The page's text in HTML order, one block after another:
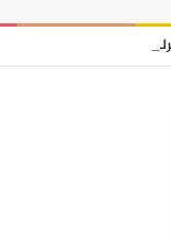
مليارات يورو في قروض شخصية خلال عام واحد